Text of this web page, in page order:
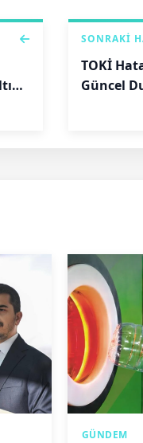
SONRAKI
TOKİ
Güncel
GÜNDEM